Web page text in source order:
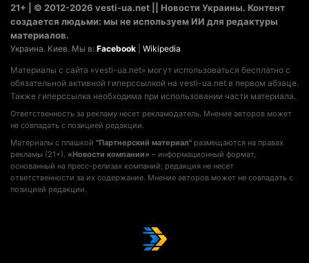
21+ | © 2012-2026 vesti-ua.net || Новости Украины. Контент
создается людьми: мы не используем ИИ для редактуры
материалов.
Украина. Киев. Мы в: Facebook Wikipedia
Материалы с сайта «vesti-ua.net» могут использоваться бесплатно с
обязательной активной гиперссылкой на vesti-ua.net в первом абзаце.
Также гиперссылка необходима при использовании части материала.
Ответственность за рекламу несет рекламодатель. Мнение авторов может
не совпадать с позицией редакции.
Материалы с плашкой "Партнерский материал" размещаются на правах
рекламы (21+). «Новости компании» – информационный формат,
основанный на пресс-релизах компаний; редакция не несет
ответственности за их содержание. Мнение авторов может не совпадать с
позицией редакции.